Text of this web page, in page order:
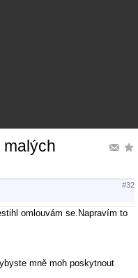
malých
#32
omlouvám se.Napravím to
mně moh poskytnout